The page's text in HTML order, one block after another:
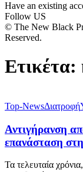
Have an existing
Follow US
© The New Black
Reserved.
Ετικέτα:
Top-NewsΔιατροφή
Αντιγήρανση
επανάσταση
Τα τελευταία